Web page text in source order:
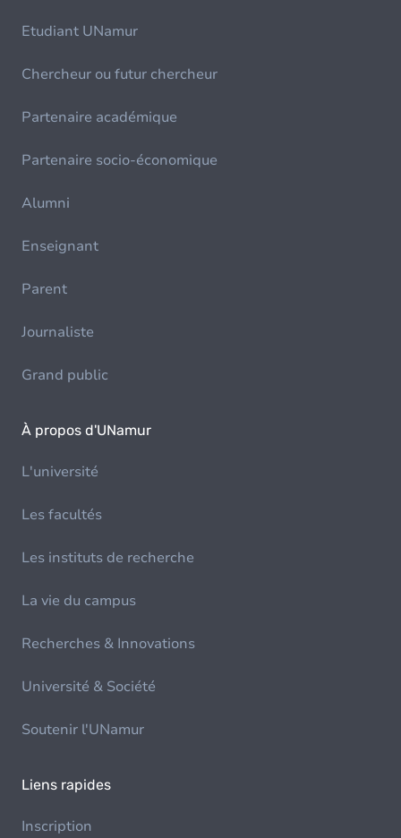
Etudiant UNamur
Chercheur ou futur chercheur
Partenaire académique
Partenaire socio-économique
Alumni
Enseignant
Parent
Journaliste
Grand public
À propos d'UNamur
L'université
Les facultés
Les instituts de recherche
La vie du campus
Recherches & Innovations
Université & Société
Soutenir l'UNamur
Liens rapides
Inscription